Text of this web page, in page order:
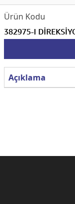
382975-I
Açıklama